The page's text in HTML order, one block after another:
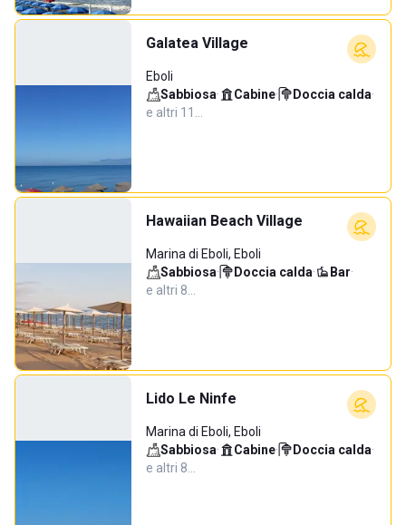
Galatea Village
Eboli
Sabbiosa· Cabine· Doccia calda·
e altri 11…
Hawaiian Beach Village
Marina di Eboli, Eboli
Sabbiosa· Doccia calda· Bar·
e altri 8…
Lido Le Ninfe
Marina di Eboli, Eboli
Sabbiosa· Cabine· Doccia calda·
e altri 8…